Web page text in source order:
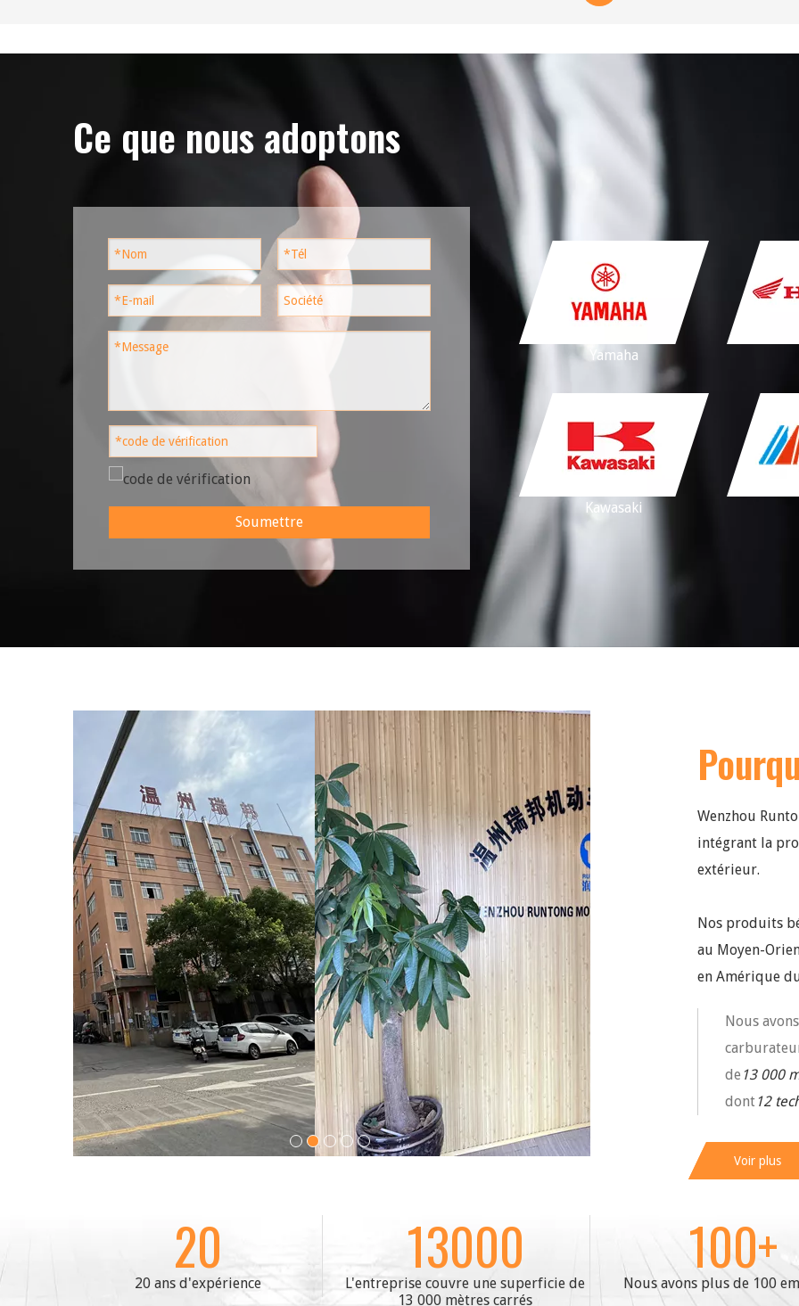
Ce que nous adoptons
Soumettre
Yamaha
Kawasaki
Wenzhou
intégrant la
extérieur.
Nos produits
au Moyen-
en Amérique
Nous avons
de 13 000
dont 12
Voir plus
20
20 ans d'expérience
13000
L'entreprise couvre une superficie de
13 000 mètres carrés
100+
Nous avons plus de 100